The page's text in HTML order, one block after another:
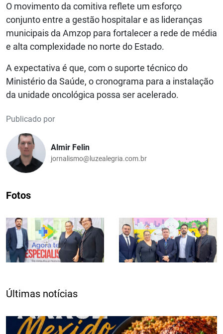
O movimento da comitiva reflete um esforço
conjunto entre a gestão hospitalar e as lideranças
municipais da Amzop para fortalecer a rede de média
e alta complexidade no norte do Estado.
A expectativa é que, com o suporte técnico do
Ministério da Saúde, o cronograma para a instalação
da unidade oncológica possa ser acelerado.
Publicado por
Almir Felin
jornalismo@luzealegria.com.br
Fotos
Últimas notícias